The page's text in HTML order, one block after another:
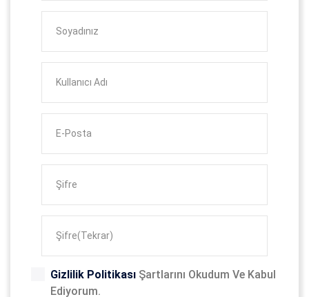
Gizlilik Politikası Şartlarını Okudum Ve Kabul
Ediyorum.